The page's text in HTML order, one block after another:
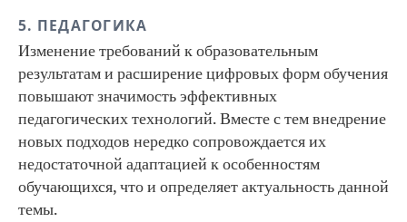
5. ПЕДАГОГИКА
Изменение требований к образовательным
результатам и расширение цифровых форм обучения
повышают значимость эффективных
педагогических технологий. Вместе с тем внедрение
новых подходов нередко сопровождается их
недостаточной адаптацией к особенностям
обучающихся, что и определяет актуальность данной
темы.